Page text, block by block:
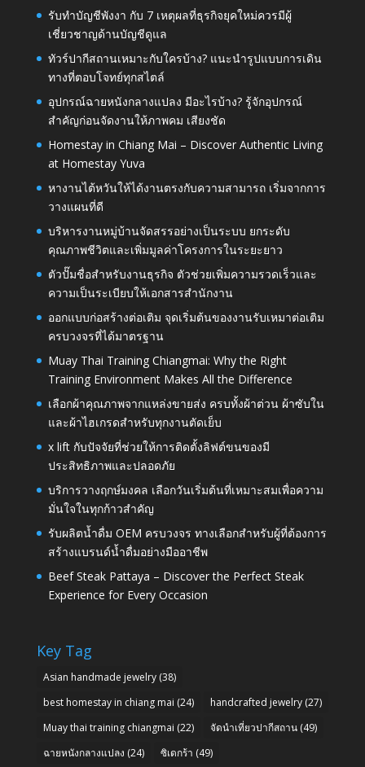
รับทำบัญชีพังงา กับ 7 เหตุผลที่ธุรกิจยุคใหม่ควรมีผู้
เชี่ยวชาญด้านบัญชีดูแล
ทัวร์ปากีสถานเหมาะกับใครบ้าง? แนะนำรูปแบบการเดิน
ทางที่ตอบโจทย์ทุกสไตล์
อุปกรณ์ฉายหนังกลางแปลง มีอะไรบ้าง? รู้จักอุปกรณ์
สำคัญก่อนจัดงานให้ภาพคม เสียงชัด
Homestay in Chiang Mai – Discover Authentic Living
at Homestay Yuva
หางานไต้หวันให้ได้งานตรงกับความสามารถ เริ่มจากการ
วางแผนที่ดี
บริหารงานหมู่บ้านจัดสรรอย่างเป็นระบบ ยกระดับ
คุณภาพชีวิตและเพิ่มมูลค่าโครงการในระยะยาว
ตัวปั๊มชื่อสำหรับงานธุรกิจ ตัวช่วยเพิ่มความรวดเร็วและ
ความเป็นระเบียบให้เอกสารสำนักงาน
ออกแบบก่อสร้างต่อเติม จุดเริ่มต้นของงานรับเหมาต่อเติม
ครบวงจรที่ได้มาตรฐาน
Muay Thai Training Chiangmai: Why the Right
Training Environment Makes All the Difference
เลือกผ้าคุณภาพจากแหล่งขายส่ง ครบทั้งผ้าต่วน ผ้าซับใน
และผ้าไฮเกรดสำหรับทุกงานตัดเย็บ
x lift กับปัจจัยที่ช่วยให้การติดตั้งลิฟต์ขนของมี
ประสิทธิภาพและปลอดภัย
บริการวางฤกษ์มงคล เลือกวันเริ่มต้นที่เหมาะสมเพื่อความ
มั่นใจในทุกก้าวสำคัญ
รับผลิตน้ำดื่ม OEM ครบวงจร ทางเลือกสำหรับผู้ที่ต้องการ
สร้างแบรนด์น้ำดื่มอย่างมืออาชีพ
Beef Steak Pattaya – Discover the Perfect Steak
Experience for Every Occasion
Key Tag
Asian handmade jewelry(38)
best homestay in chiang mai (24) handcrafted jewelry(27)
Muay thai training chiangmai (22) จัดนำเที่ยวปากีสถาน(49)
ฉายหนังกลางแปลง (24) ซิเดกร้า (49)